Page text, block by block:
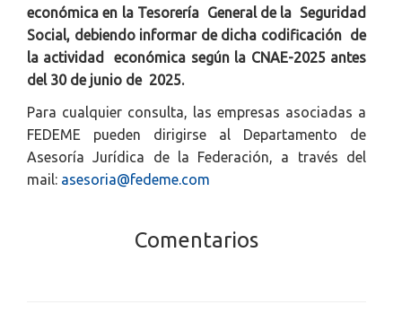
económica en la Tesorería General de la Seguridad
Social, debiendo informar de dicha codificación de
la actividad económica según la CNAE-2025 antes
del 30 de junio de 2025.
Para cualquier consulta, las empresas asociadas a
FEDEME pueden dirigirse al Departamento de
Asesoría Jurídica de la Federación, a través del
mail: asesoria@fedeme.com
Comentarios